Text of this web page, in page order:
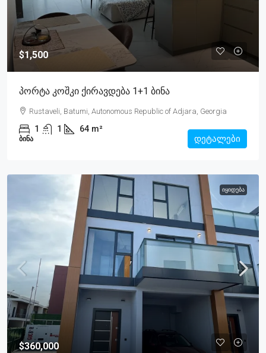
$1,500
Პორტა Კოშკი Ქირავდება 1+1 Ბინა
Rustaveli, Batumi, Autonomous Republic of Adjara, Georgia
1 1 64 m²
ᲑᲘᲜᲐ დეტალები
ᲘᲧᲘᲓᲔᲑᲐ
$360,000